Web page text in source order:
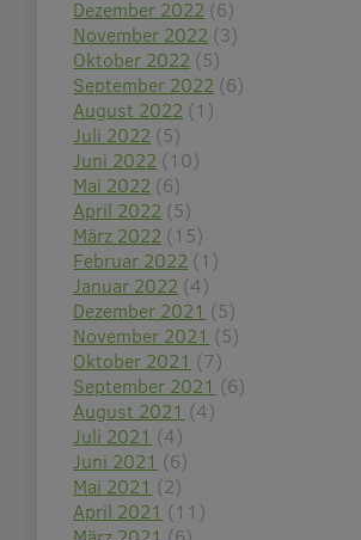
Dezember 2022 (6)
November 2022 (3)
Oktober 2022 (5)
September 2022 (6)
August 2022 (1)
Juli 2022 (5)
Juni 2022 (10)
Mai 2022 (6)
April 2022 (5)
März 2022 (15)
Februar 2022 (1)
Januar 2022 (4)
Dezember 2021 (5)
November 2021 (5)
Oktober 2021 (7)
September 2021 (6)
August 2021 (4)
Juli 2021 (4)
Juni 2021 (6)
Mai 2021 (2)
April 2021 (11)